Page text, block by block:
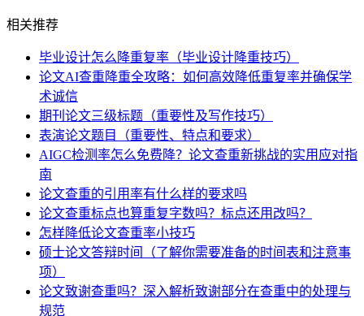
相关推荐
毕业设计怎么降重复率（毕业设计降重技巧）
论文AI查重降重全攻略：如何高效降低重复率并确保学
术诚信
期刊论文三级标题（重要性及写作技巧）
表演论文题目（重要性、特点和要求）
AIGC检测率怎么免费降？论文查重新挑战的实用应对指
南
论文查重的引用率有什么样的要求吗
论文查重标点也算重复字数吗？标点还用改吗？
怎样降低论文查重率小技巧
硕士论文答辩时间（了解你需要准备的时间表和注意事
项）
论文致谢查重吗？深入解析致谢部分在查重中的处理与
规范